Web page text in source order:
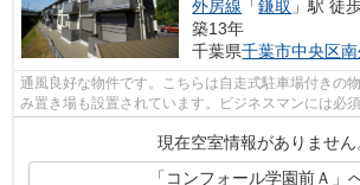
外房線 「鎌取 」駅 徒
築13年
千葉県千葉市中央区
通風良好な物件です。こちらは自走式駐車場付きの
み置き場も設置されています。ビジネスマンには必
現在空室情報がありません
「コンフォール学園前Ａ」